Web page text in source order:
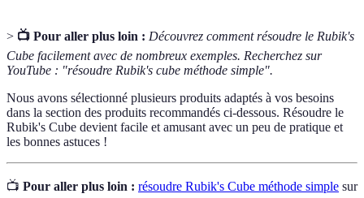
> 📺 Pour aller plus loin : Découvrez comment résoudre le Rubik's
Cube facilement avec de nombreux exemples. Recherchez sur
YouTube : "résoudre Rubik's cube méthode simple".
Nous avons sélectionné plusieurs produits adaptés à vos besoins
dans la section des produits recommandés ci-dessous. Résoudre le
Rubik's Cube devient facile et amusant avec un peu de pratique et
les bonnes astuces !
📺 Pour aller plus loin : résoudre Rubik's Cube méthode simple sur